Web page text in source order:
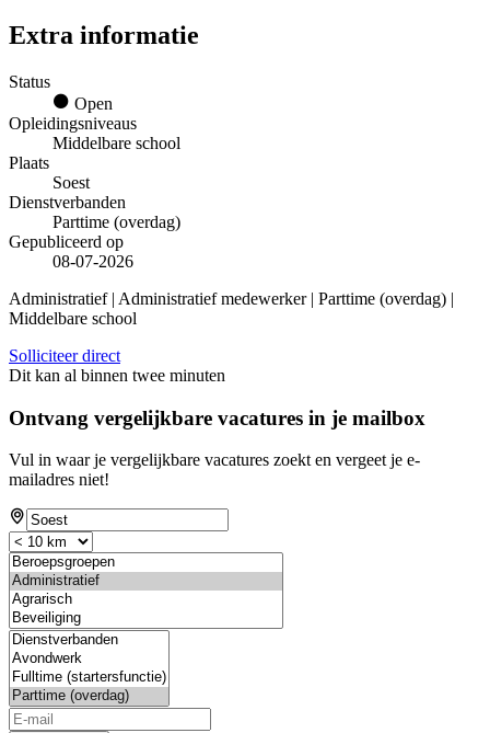
Extra informatie
Status
Open
Opleidingsniveaus
Middelbare school
Plaats
Soest
Dienstverbanden
Parttime (overdag)
Gepubliceerd op
08-07-2026
Administratief | Administratief medewerker | Parttime (overdag) |
Middelbare school
Solliciteer direct
Dit kan al binnen twee minuten
Ontvang vergelijkbare vacatures in je mailbox
Vul in waar je vergelijkbare vacatures zoekt en vergeet je e-
mailadres niet!